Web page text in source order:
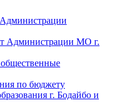
Администрации МО г.
по бюджету
г. Бодайбо и